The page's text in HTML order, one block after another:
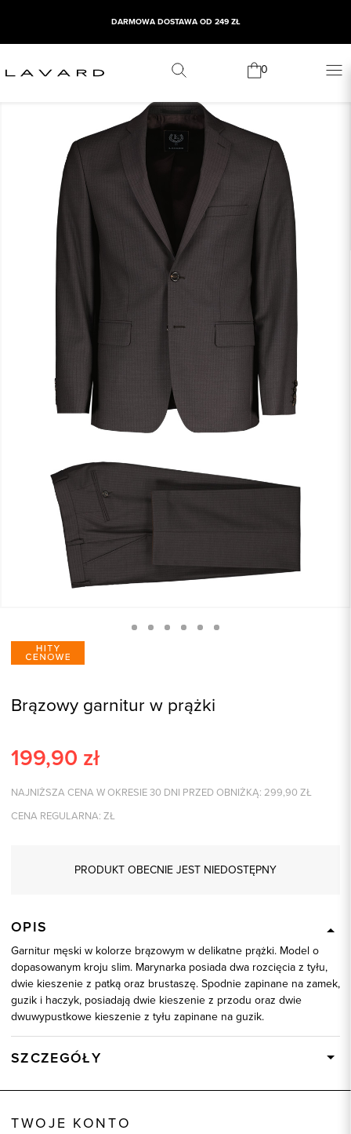
DARMOWA DOSTAWA OD 249 ZŁ
0
Brązowy garnitur w prążki
199,90 zł
NAJNIŻSZA CENA W OKRESIE 30 DNI PRZED OBNIŻKĄ: 299,90 ZŁ
CENA REGULARNA: ZŁ
PRODUKT OBECNIE JEST NIEDOSTĘPNY
OPIS
Garnitur męski w kolorze brązowym w delikatne prążki. Model o
dopasowanym kroju slim. Marynarka posiada dwa rozcięcia z tyłu,
dwie kieszenie z patką oraz brustaszę. Spodnie zapinane na zamek,
guzik i haczyk, posiadają dwie kieszenie z przodu oraz dwie
dwuwypustkowe kieszenie z tyłu zapinane na guzik.
SZCZEGÓŁY
TWOJE KONTO